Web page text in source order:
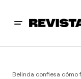
Belinda confiesa cómo